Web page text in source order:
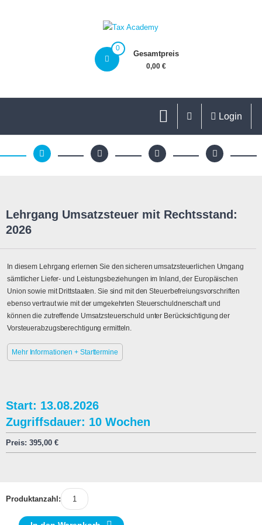
0
Gesamtpreis
0,00 €
Login
Lehrgang Umsatzsteuer mit Rechtsstand:
2026
In diesem Lehrgang erlernen Sie den sicheren umsatzsteuerlichen Umgang
sämtlicher Liefer- und Leistungsbeziehungen im Inland, der Europäischen
Union sowie mit Drittstaaten. Sie sind mit den Steuerbefreiungsvorschriften
ebenso vertraut wie mit der umgekehrten Steuerschuldnerschaft und
können die zutreffende Umsatzsteuerschuld unter Berücksichtigung der
Vorsteuerabzugsberechtigung ermitteln.
Mehr Informationen + Starttermine
Start: 13.08.2026
Zugriffsdauer: 10 Wochen
Preis: 395,00 €
Produktanzahl: